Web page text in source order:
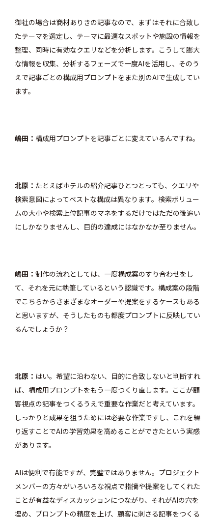
御社の場合は商材ありきの記事なので、まずはそれに合致し
たテーマを選定し、テーマに最適なスポットや施設の情報を
整理、同時に有効なクエリなどを分析します。こうして膨大
な情報を収集、分析するフェーズで一度AIを活用し、そのう
えで記事ごとの構成用プロンプトをまた別のAIで生成してい
ます。
嶋田 構成用プロンプトを記事ごとに変えているんですね。
北原
たとえばホテルの紹介記事ひとつとっても、クエリや
検索意図によってベストな構成は異なります。検索ボリュー
ムの大小や検索上位記事のマネをするだけではただの後追い
にしかなりませんし、目的の達成にはなかなか至りません。
嶋田
制作の流れとしては、一度構成案のすり合わせをし
て、それを元に執筆しているという認識です。構成案の段階
でこちらからさまざまなオーダーや提案をするケースもある
と思いますが、そうしたものも都度プロンプトに反映してい
るんでしょうか？
北原
はい。希望に沿わない、目的に合致しないと判断すれ
ば、構成用プロンプトをもう一度つくり直します。ここが顧
客視点の記事をつくるうえで重要な作業だと考えています。
しっかりと成果を狙うためには必要な作業ですし、これを繰
り返すことでAIの学習効果を高めることができたという実感
があります。
AIは便利で有能ですが、完璧ではありません。プロジェクト
メンバーの方々がいろいろな視点で指摘や提案をしてくれた
ことが有益なディスカッションにつながり、それがAIの穴を
埋め、プロンプトの精度を上げ、顧客に刺さる記事をつくる